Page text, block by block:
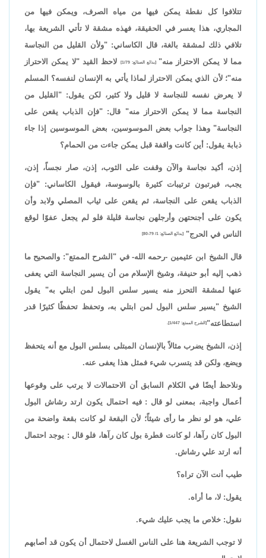
تتلافوا كل نقطة يمكن فيها من مياه الصرف، ويمكن فيها من
المجاري، هذا يعسر في الحقيقة، فهذه مشقة لا تأتي الشريعة بها،
تلافي ذلك لمشقة بالغة، قال الكاساني: "ولأن القليل من النجاسة
مما لا يمكن الاحتراز منه" [بدائع الصنائع: 1/79]
لاحظ القيد "لا يمكن الاحتراز
منه"؛ لأن الذي يمكن الاحتراز لماذا يأتي به الإنسان لنفسه؟ المسلم
لا يعرض نفسه للنجاسة لا قليل ولا كثير، لكن يقول: "القليل من
النجاسة مما لا يمكن الاحتراز منه" قال: "فإن الذباب يقعن على
النجاسة" وهذا جواب بعض الموسوسين، بعض الموسوسين إذا جاء
ذبابة يقول: أين كانت واقفة قبل يمكن جاءت من الحمام؟
إذن، أكيد نجاسة والآن وقفت على الثوب، إذن، صار نجساً، إذن،
يجب، فيرتبون ترتيبات كثيرة بالوسوسة، فيقول الكاساني: "فإن
الذباب يقعن على النجاسة، ثم يقعن على ثياب المصلي ولابد وأن
يكون على أجنحتهن وأرجلهن نجاسة قليلة فلو لم يجعل عفوًا لوقع
الناس في الحرج" [بدائع الصنائع: 1/ 79-80]
قال الشيخ ابن عثيمين -رحمه الله- في "الشرح الممتع": والصحيح ما
ذهب إليه أبو حنيفة، وشيخ الإسلام من أن يسير النجاسة التي يعفى
عنها لمشقة التحرز منه يسير سلس البول لمن ابتلي به" يقول
الشيخ "يسير سلس البول لمن ابتلي به، وتحفظ تحفظًا كثيرًا قدر
استطاعته"[الشرح الممتع: 1/447].
إذن، الشيخ يضرب مثالاً بالإنسان المبتلى بسلس البول مع أنه يتحفظ
ويضع، ولكن قد يتسرب شيء فمثل هذا يعفى عنه.
ونلاحظ أيضًا في الكلام السابق أن الاحتمالات لا يرتب على وقوعها
أعمال واجبة، بمعنى لو قال : فيه احتمال يكون ارتد رشاش البول
علي، هو لو نظر ما رأى شيئاً؛ لأن البقعة لو كانت بقعة واضحة من
البول كان رآها، لو كانت قطرة بول كان رآها، فلو قال : يوجد احتمال
أنه ارتد علي رشاش.
طيب أنت الآن تراه؟
يقول: لا، ما أراه.
نقول: خلاص ما يجب عليك شيء.
لا توجب الشريعة هنا على الناس الغسل لاحتمال أن يكون قد أصابهم